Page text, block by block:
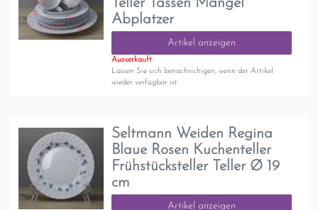
Teller Tassen Mängel
Abplatzer
Artikel anzeigen
Ausverkauft
Lassen Sie sich benachrichigen, wenn der Artikel
wieder verfügbar ist.
Seltmann Weiden Regina
Blaue Rosen Kuchenteller
Frühstücksteller Teller Ø 19
cm
Artikel anzeigen